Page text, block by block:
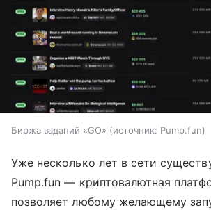
Биржа заданий «GO» источник: Pump.fun
Уже несколько лет в сети
Pump.fun — криптовалютная
позволяет любому желающему